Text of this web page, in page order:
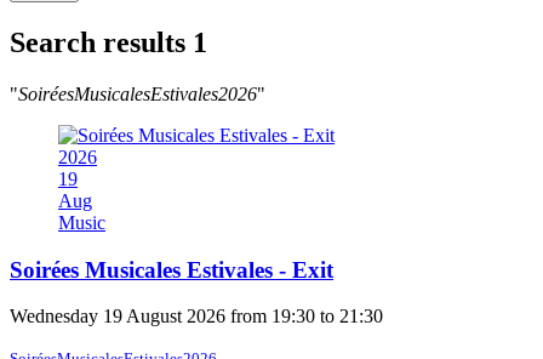
Search results 1
"SoiréesMusicalesEstivales2026"
2026
19
Aug
Music
Soirées Musicales Estivales - Exit
Wednesday 19 August 2026 from 19:30 to 21:30